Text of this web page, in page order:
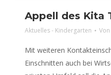
Appell des Kita
Aktuelles - Kindergarten Von
Mit weiteren
Einschnitten auch bei